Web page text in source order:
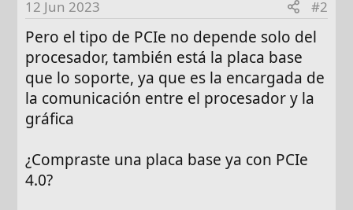
12 Jun 2023 #2
Pero el tipo de PCIe no depende solo del
procesador, también está la placa base
que lo soporte, ya que es la encargada de
la comunicación entre el procesador y la
gráfica
¿Compraste una placa base ya con PCIe
4.0?